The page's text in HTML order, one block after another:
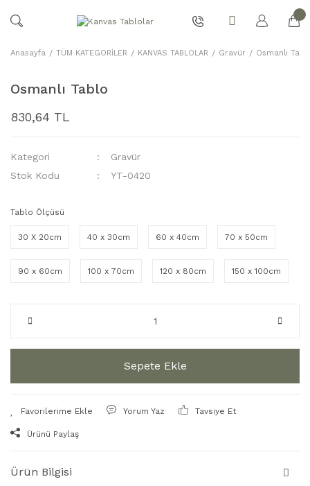
Anasayfa TÜM KATEGORİLER KANVAS TABLOLAR Gravür Osmanlı
Osmanlı Tablo
830,64 TL
Kategori
Gravür
Stok Kodu
YT-0420
Tablo Ölçüsü
30 X 20cm 40 x 30cm 60 x 40cm 70 x 50cm
90 x 60cm 100 x 70cm 120 x 80cm 150 x 100cm
Sepete Ekle
Yorum Yaz Tavsiye Et
Ürünü Paylaş
Ürün Bilgisi